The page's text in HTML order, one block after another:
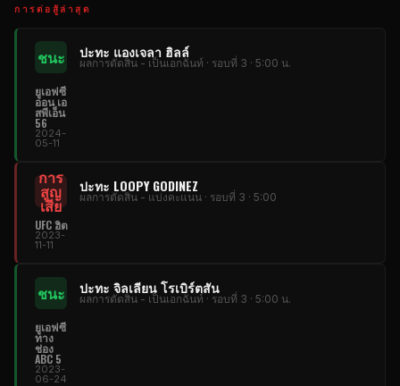
การต่อสู้ล่าสุด
ชนะ ปะทะ แองเจลา ฮิลล์
ผลการตัดสิน - เป็นเอกฉันท์ · รอบที่ 3 · 5:00 น.
ยูเอฟซี
ออน เอ
สพีเอ็น
56
2024-
05-11
การ
สูญ
เสีย
ปะทะ LOOPY GODINEZ
ผลการตัดสิน - แบ่งคะแนน · รอบที่ 3 · 5:00
UFC ฮิต
2023-
11-11
ชนะ ปะทะ จิลเลียน โรเบิร์ตสัน
ผลการตัดสิน - เป็นเอกฉันท์ · รอบที่ 3 · 5:00 น.
ยูเอฟซี
ทาง
ช่อง
ABC 5
2023-
06-24